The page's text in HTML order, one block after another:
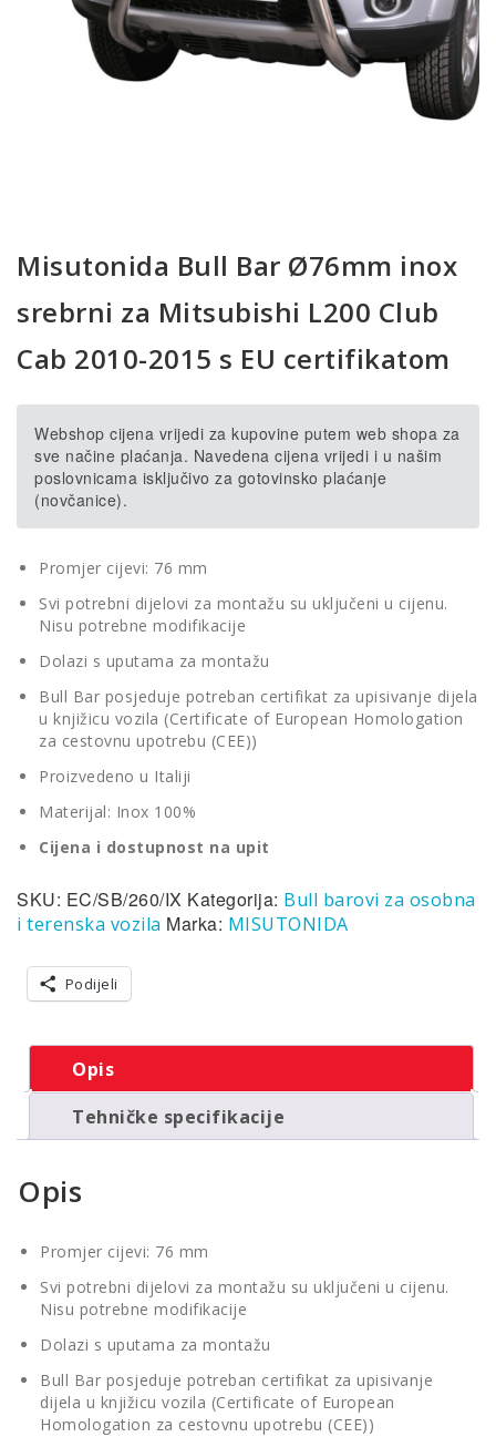
Misutonida Bull Bar Ø76mm inox
srebrni za Mitsubishi L200 Club
Cab 2010-2015 s EU certifikatom
Webshop cijena vrijedi za kupovine putem web shopa za
sve načine plaćanja. Navedena cijena vrijedi i u našim
poslovnicama isključivo za gotovinsko plaćanje
(novčanice).
Promjer cijevi: 76 mm
Svi potrebni dijelovi za montažu su uključeni u cijenu.
Nisu potrebne modifikacije
Dolazi s uputama za montažu
Bull Bar posjeduje potreban certifikat za upisivanje dijela
u knjižicu vozila (Certificate of European Homologation
za cestovnu upotrebu (CEE))
Proizvedeno u Italiji
Materijal: Inox 100%
Cijena i dostupnost na upit
SKU: EC/SB/260/IX Kategorija: Bull barovi za osobna
i terenska vozila Marka: MISUTONIDA
Podijeli
Opis
Tehničke specifikacije
Opis
Promjer cijevi: 76 mm
Svi potrebni dijelovi za montažu su uključeni u cijenu.
Nisu potrebne modifikacije
Dolazi s uputama za montažu
Bull Bar posjeduje potreban certifikat za upisivanje
dijela u knjižicu vozila (Certificate of European
Homologation za cestovnu upotrebu (CEE))